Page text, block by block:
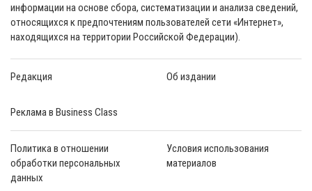
информации на основе сбора, систематизации и анализа сведений,
относящихся к предпочтениям пользователей сети «Интернет»,
находящихся на территории Российской Федерации).
Редакция Об издании
Реклама в Business Class
Политика в отношении
обработки персональных
данных
Условия использования
материалов